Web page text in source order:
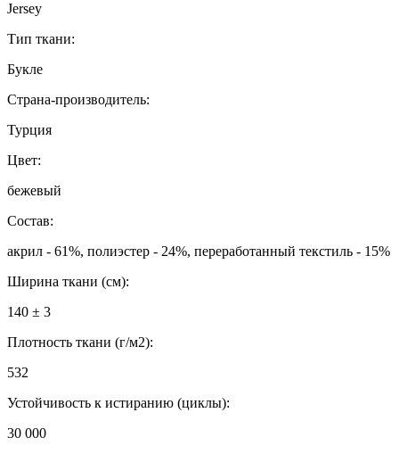
Jersey
Тип ткани:
Букле
Страна-производитель:
Турция
Цвет:
бежевый
Состав:
акрил - 61%, полиэстер - 24%, переработанный текстиль - 15%
Ширина ткани (см):
140 ± 3
Плотность ткани (г/м2):
532
Устойчивость к истиранию (циклы):
30 000